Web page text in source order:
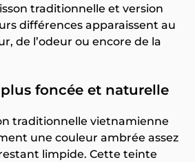
traditionnelle et version
différences apparaissent au
de l’odeur ou encore de la
foncée et naturelle
traditionnelle vietnamienne
une couleur ambrée assez
limpide. Cette teinte